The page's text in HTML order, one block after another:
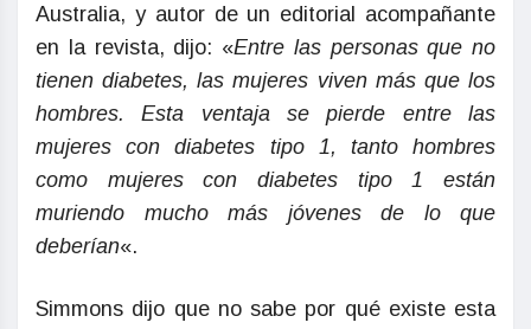
Australia, y autor de un editorial acompañante
en la revista, dijo: «Entre las personas que no
tienen diabetes, las mujeres viven más que los
hombres. Esta ventaja se pierde entre las
mujeres con diabetes tipo 1, tanto hombres
como mujeres con diabetes tipo 1 están
muriendo mucho más jóvenes de lo que
deberían«.
Simmons dijo que no sabe por qué existe esta